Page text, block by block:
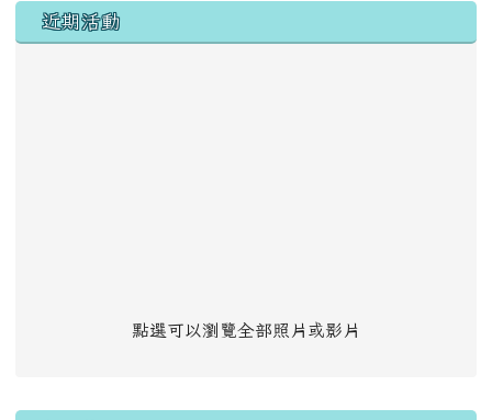
左邊區域內容
近期活動
點選可以瀏覽全部照片或影片